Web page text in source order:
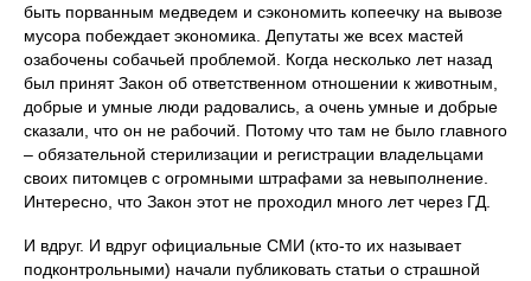
быть порванным медведем и сэкономить копеечку на вывозе
мусора побеждает экономика. Депутаты же всех мастей
озабочены собачьей проблемой. Когда несколько лет назад
был принят Закон об ответственном отношении к животным,
добрые и умные люди радовались, а очень умные и добрые
сказали, что он не рабочий. Потому что там не было главного
– обязательной стерилизации и регистрации владельцами
своих питомцев с огромными штрафами за невыполнение.
Интересно, что Закон этот не проходил много лет через ГД.
И вдруг. И вдруг официальные СМИ (кто-то их называет
подконтрольными) начали публиковать статьи о страшной